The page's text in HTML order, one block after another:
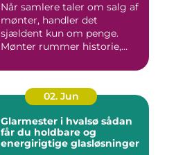
Når samlere taler om salg af
mønter, handler det
sjældent kun om penge.
Mønter rummer historie,
02. Jun
Glarmester i hvalsø sådan
får du holdbare og
energirigtige glasløsninger